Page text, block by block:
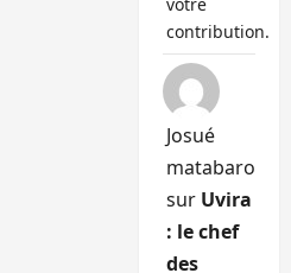
contribution.
Josué
matabaro
sur Uvira
: le chef
des